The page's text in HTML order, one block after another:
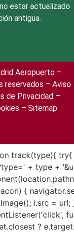
estar actualizado
antigua.
Aeropuerto –
reservados – Aviso
de Privacidad–
– Sitemap
track(type){ try{
+ type +
{
i.src =
?